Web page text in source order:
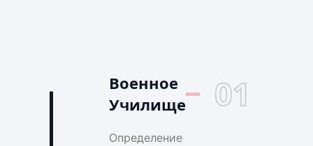
Военное
Училище
01
Определение